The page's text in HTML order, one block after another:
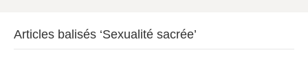
Articles balisés ‘Sexualité sacrée’